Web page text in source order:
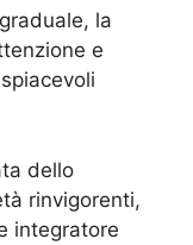
la
e
dello
rinvigorenti,
integratore